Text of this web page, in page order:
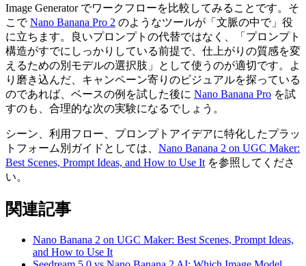
Image Generator でワークフローを比較してみることです。そ
こでNano Banana Pro 2 のようなツールが「文脈の中で」役
に立ちます。良いプロンプトの代替ではなく、「プロンプト
構造がすでにしっかりしている前提で、仕上がりの質感を変
えるための別モデルの選択肢」として使うのが適切です。よ
り磨き込んだ、キャンペーン寄りのビジュアルを探っている
のであれば、ベースの例を試した後に Nano Banana Pro を試
すのも、合理的な次の実験になるでしょう。
シーン、利用フロー、プロンプトアイデアに特化したプラッ
トフォーム別ガイドとしては、 Nano Banana 2 on UGC Maker:
Best Scenes, Prompt Ideas, and How to Use It を参照してくださ
い。
関連記事
Nano Banana 2 on UGC Maker: Best Scenes, Prompt Ideas,
and How to Use It